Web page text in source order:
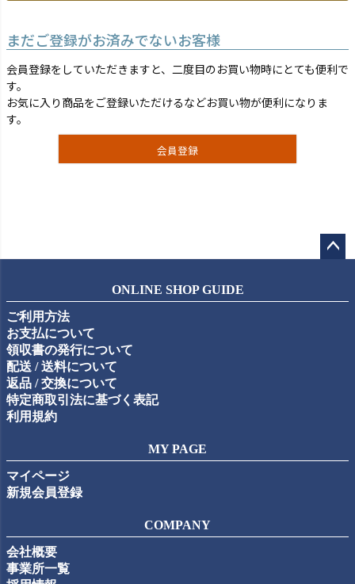
まだご登録がお済みでないお客様
会員登録をしていただきますと、二度目のお買い物時にとても便利で
す。
お気に入り商品をご登録いただけるなどお買い物が便利になりま
す。
会員登録
ップ
ONLINE SHOP GUIDE
ご利用方法
お支払について
領収書の発行について
配送 / 送料について
返品 / 交換について
特定商取引法に基づく表記
利用規約
MY PAGE
マイページ
新規会員登録
COMPANY
会社概要
事業所一覧